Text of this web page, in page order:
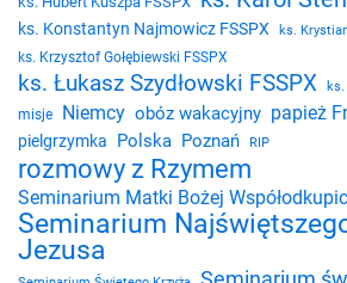
ks. Konstantyn Najmowicz FSSPX
ks.
ks. Krzysztof Gołębiewski FSSPX
ks. Łukasz Szydłowski FSSPX ks.
misje Niemcy obóz wakacyjny papież
pielgrzymka Polska Poznań RIP
rozmowy z Rzymem
Seminarium Matki Bożej
Seminarium
Jezusa